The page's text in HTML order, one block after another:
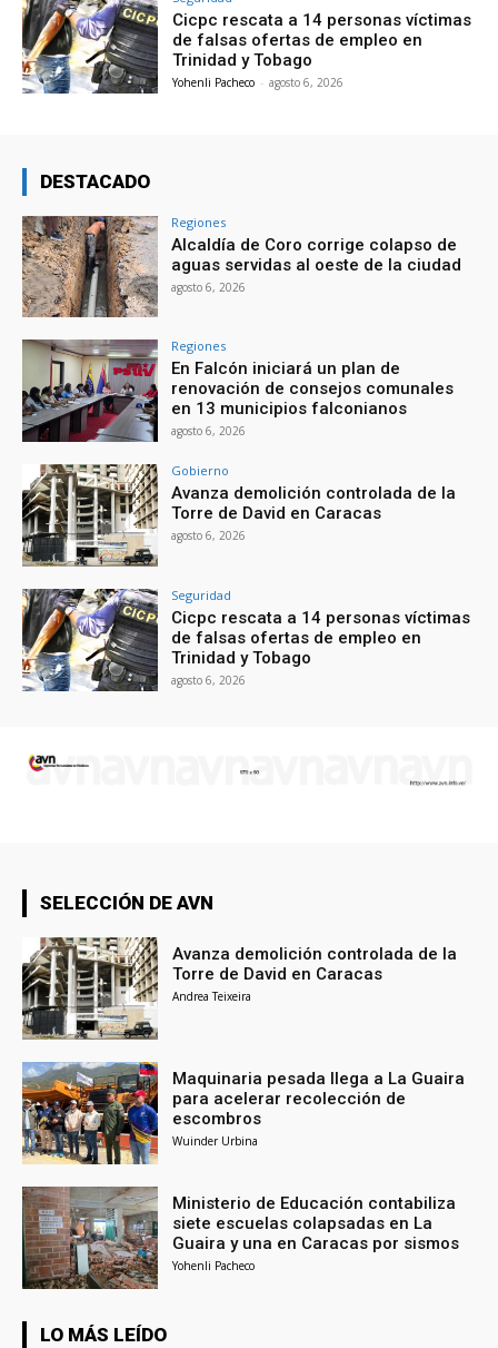
Cicpc rescata a 14 personas víctimas
de falsas ofertas de empleo en
Trinidad y Tobago
Yohenli Pacheco - agosto 6, 2026
DESTACADO
Regiones
Alcaldía de Coro corrige colapso de
aguas servidas al oeste de la ciudad
agosto 6, 2026
Regiones
En Falcón iniciará un plan de
renovación de consejos comunales
en 13 municipios falconianos
agosto 6, 2026
Gobierno
Avanza demolición controlada de la
Torre de David en Caracas
agosto 6, 2026
Seguridad
Cicpc rescata a 14 personas víctimas
de falsas ofertas de empleo en
Trinidad y Tobago
agosto 6, 2026
SELECCIÓN DE AVN
Avanza demolición controlada de la
Torre de David en Caracas
Andrea Teixeira
Maquinaria pesada llega a La Guaira
para acelerar recolección de
escombros
Wuinder Urbina
Ministerio de Educación contabiliza
siete escuelas colapsadas en La
Guaira y una en Caracas por sismos
Yohenli Pacheco
LO MÁS LEÍDO